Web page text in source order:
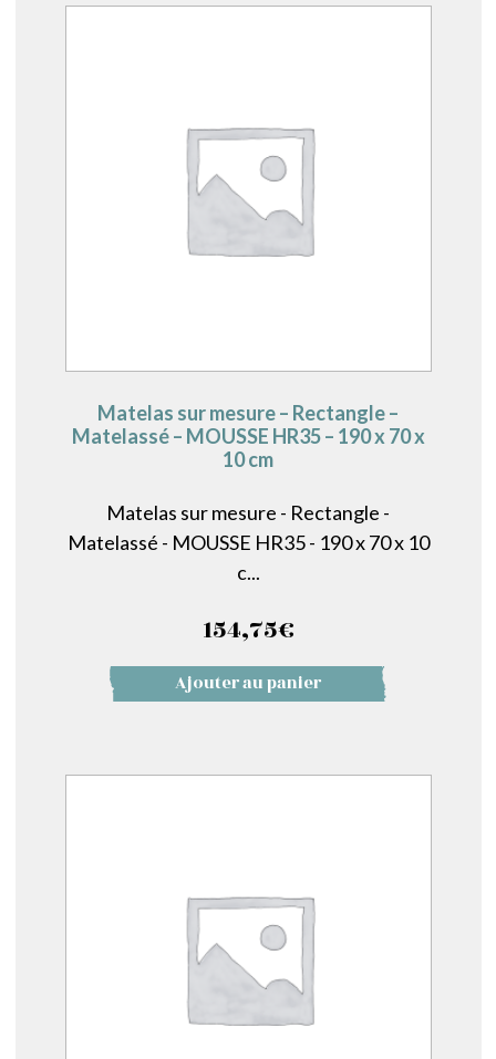
Matelas sur mesure – Rectangle –
Matelassé – MOUSSE HR35 – 190 x 70 x
10 cm
Matelas sur mesure - Rectangle -
Matelassé - MOUSSE HR35 - 190 x 70 x 10
c...
154,75€
Ajouter au panier